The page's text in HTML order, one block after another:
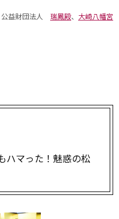
益財団法人 瑞鳳殿、 大崎八幡宮
ハマった！魅惑の松